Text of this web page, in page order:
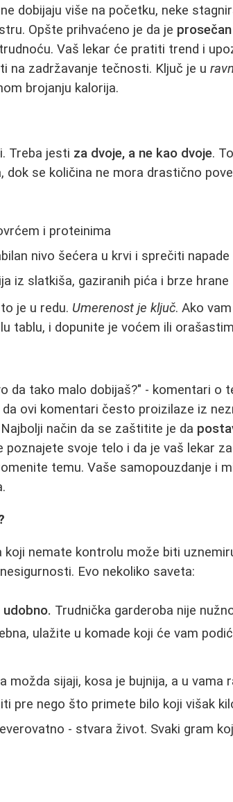
dobijaju više na početku, neke
Opšte prihvaćeno je da je
Vaš lekar će pratiti trend i
na zadržavanje tečnosti. Ključ je u
brojanju kalorija.
Treba jesti za dvoje, a ne kao dvoje.
se količina ne mora drastično
i proteinima
nivo šećera u krvi i sprečiti napade
iz slatkiša, gaziranih pića i brze hrane
je u redu. Umerenost je ključ. Ako
tablu, i dopunite je voćem ili
da tako malo dobijaš?" - komentari o
ovi komentari često proizilaze iz
način da se zaštitite je da
poznajete svoje telo i da je vaš lekar
temu. Vaše samopouzdanje i
koji nemate kontrolu može biti
Evo nekoliko saveta:
Trudnička garderoba nije
ulažite u komade koji će vam
možda sijaji, kosa je bujnija, a u vama
pre nego što primete bilo koji višak
- stvara život. Svaki gram